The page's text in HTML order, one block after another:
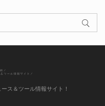
ス＆ツール情報サイト！